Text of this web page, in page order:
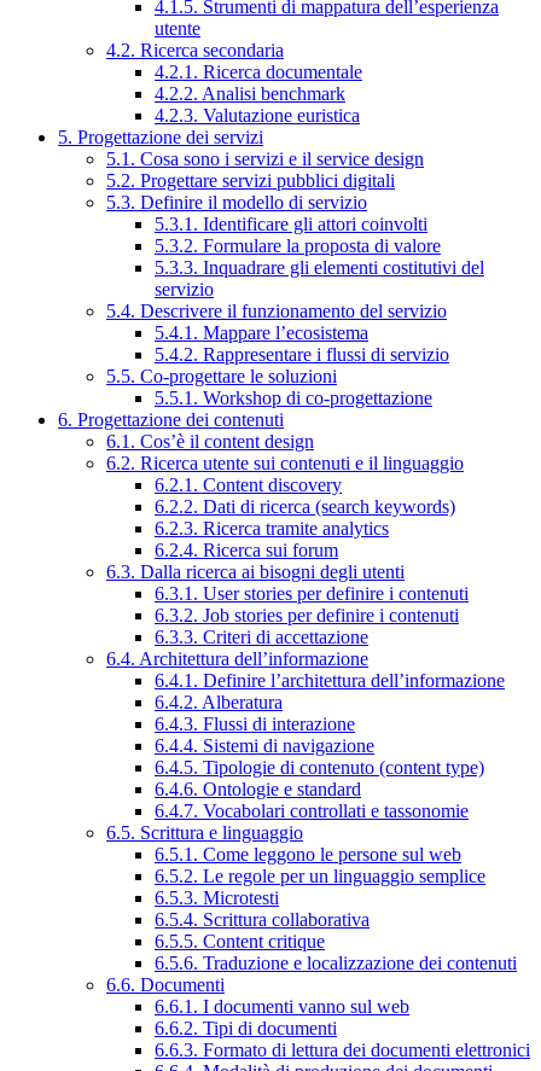
4.1.5. Strumenti di mappatura dell’esperienza
utente
4.2. Ricerca secondaria
4.2.1. Ricerca documentale
4.2.2. Analisi benchmark
4.2.3. Valutazione euristica
5. Progettazione dei servizi
5.1. Cosa sono i servizi e il service design
5.2. Progettare servizi pubblici digitali
5.3. Definire il modello di servizio
5.3.1. Identificare gli attori coinvolti
5.3.2. Formulare la proposta di valore
5.3.3. Inquadrare gli elementi costitutivi del
servizio
5.4. Descrivere il funzionamento del servizio
5.4.1. Mappare l’ecosistema
5.4.2. Rappresentare i flussi di servizio
5.5. Co-progettare le soluzioni
5.5.1. Workshop di co-progettazione
6. Progettazione dei contenuti
6.1. Cos’è il content design
6.2. Ricerca utente sui contenuti e il linguaggio
6.2.1. Content discovery
6.2.2. Dati di ricerca (search keywords)
6.2.3. Ricerca tramite analytics
6.2.4. Ricerca sui forum
6.3. Dalla ricerca ai bisogni degli utenti
6.3.1. User stories per definire i contenuti
6.3.2. Job stories per definire i contenuti
6.3.3. Criteri di accettazione
6.4. Architettura dell’informazione
6.4.1. Definire l’architettura dell’informazione
6.4.2. Alberatura
6.4.3. Flussi di interazione
6.4.4. Sistemi di navigazione
6.4.5. Tipologie di contenuto (content type)
6.4.6. Ontologie e standard
6.4.7. Vocabolari controllati e tassonomie
6.5. Scrittura e linguaggio
6.5.1. Come leggono le persone sul web
6.5.2. Le regole per un linguaggio semplice
6.5.3. Microtesti
6.5.4. Scrittura collaborativa
6.5.5. Content critique
6.5.6. Traduzione e localizzazione dei contenuti
6.6. Documenti
6.6.1. I documenti vanno sul web
6.6.2. Tipi di documenti
6.6.3. Formato di lettura dei documenti elettronici